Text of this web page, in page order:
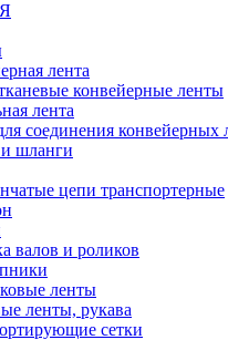
лента
конвейерные ленты
лента
соединения конвейерных
шланги
цепи транспортерные
валов и роликов
ленты
ленты, рукава
сетки